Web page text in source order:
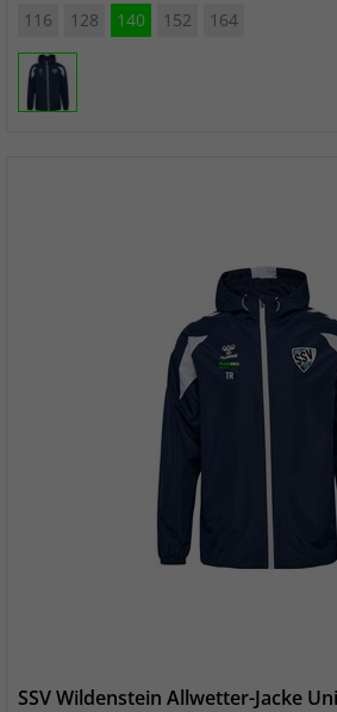
116 128 140 152 164
SSV Wildenstein Allwetter-Jacke